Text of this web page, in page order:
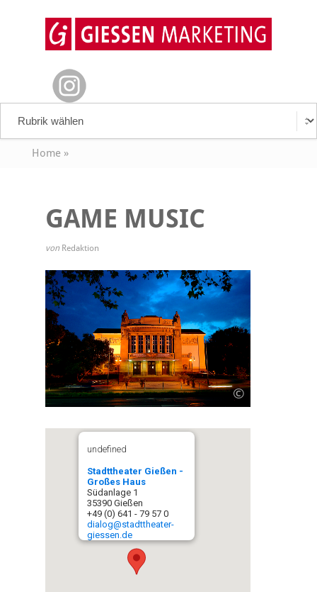
Home»
GAME MUSIC
von Redaktion
©
undefined
Stadttheater Gießen -
Großes Haus
Südanlage 1
35390 Gießen
+49 (0) 641 - 79 57 0
dialog@stadttheater-
giessen.de